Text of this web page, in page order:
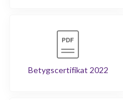
Betygscertifikat 2022